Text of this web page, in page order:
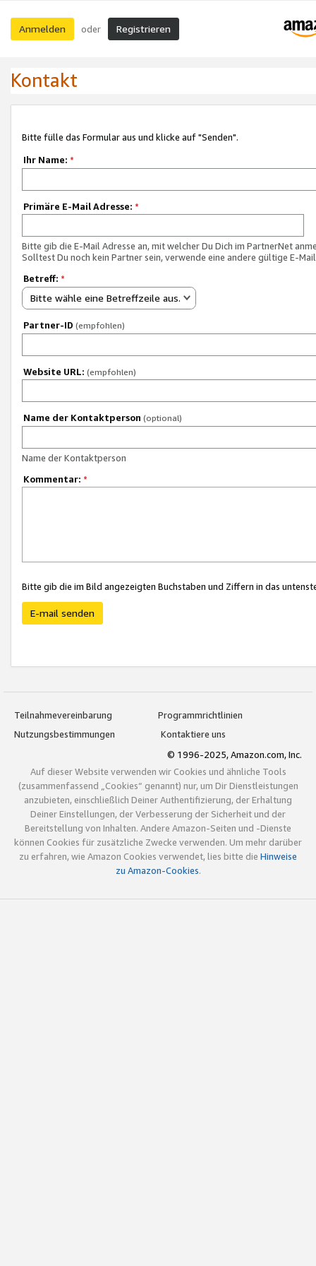
Anmelden oder Registrieren
Kontakt
Bitte fülle das Formular aus und klicke auf "Senden".
Ihr Name: *
Primäre E-Mail Adresse: *
Bitte gib die E-Mail Adresse an, mit welcher Du Dich im PartnerNet
Solltest Du noch kein Partner sein, verwende eine andere gültige E-
Betreff: *
Bitte wähle eine Betreffzeile aus.
Partner-ID (empfohlen)
Website URL: (empfohlen)
Name der Kontaktperson (optional)
Name der Kontaktperson
Kommentar: *
Bitte gib die im Bild angezeigten Buchstaben und Ziffern in das
E-mail senden
Teilnahmevereinbarung
Programmrichtlinien
Nutzungsbestimmungen
Kontaktiere uns
© 1996-2025, Amazon.com, Inc.
Auf dieser Website verwenden wir Cookies und ähnliche Tools
(zusammenfassend „Cookies“ genannt) nur, um Dir Dienstleistungen
anzubieten, einschließlich Deiner Authentifizierung, der Erhaltung
Deiner Einstellungen, der Verbesserung der Sicherheit und der
Bereitstellung von Inhalten. Andere Amazon-Seiten und -Dienste
können Cookies für zusätzliche Zwecke verwenden. Um mehr darüber
zu erfahren, wie Amazon Cookies verwendet, lies bitte die Hinweise
zu Amazon-Cookies.